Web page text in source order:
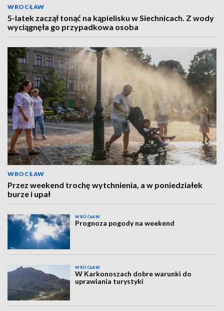
WROCŁAW
5-latek zaczął tonąć na kąpielisku w Siechnicach. Z wody
wyciągnęła go przypadkowa osoba
WROCŁAW
Przez weekend trochę wytchnienia, a w poniedziałek
burze i upał
WROCŁAW
Prognoza pogody na weekend
WROCŁAW
W Karkonoszach dobre warunki do
uprawiania turystyki